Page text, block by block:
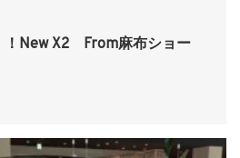
！New X2 From麻布ショー